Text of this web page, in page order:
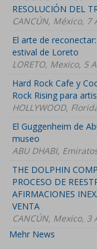
RESOLUCIÓN DEL
CANCÚN, México, 7
El arte de
estival de Loreto
LORETO, Mexico, 5
Hard Rock Cafe y
Rock Rising para
HOLLYWOOD,
El Guggenheim de
museo
ABU DHABI,
THE DOLPHIN
PROCESO DE
AFIRMACIONES
VENTA
CANCÚN, Mexico, 3
Mehr News